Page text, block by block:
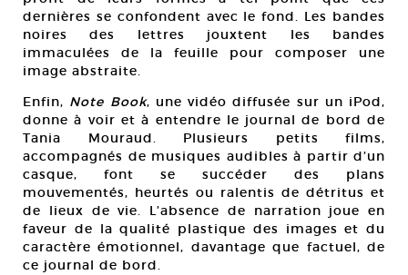
dernières se confondent avec le fond. Les bandes
noires des lettres jouxtent les bandes
immaculées de la feuille pour composer une
image abstraite.
Enfin, Note Book, une vidéo diffusée sur un iPod,
donne à voir et à entendre le journal de bord de
Tania Mouraud. Plusieurs petits films,
accompagnés de musiques audibles à partir d’un
casque, font se succéder des plans
mouvementés, heurtés ou ralentis de détritus et
de lieux de vie. L’absence de narration joue en
faveur de la qualité plastique des images et du
caractère émotionnel, davantage que factuel, de
ce journal de bord.